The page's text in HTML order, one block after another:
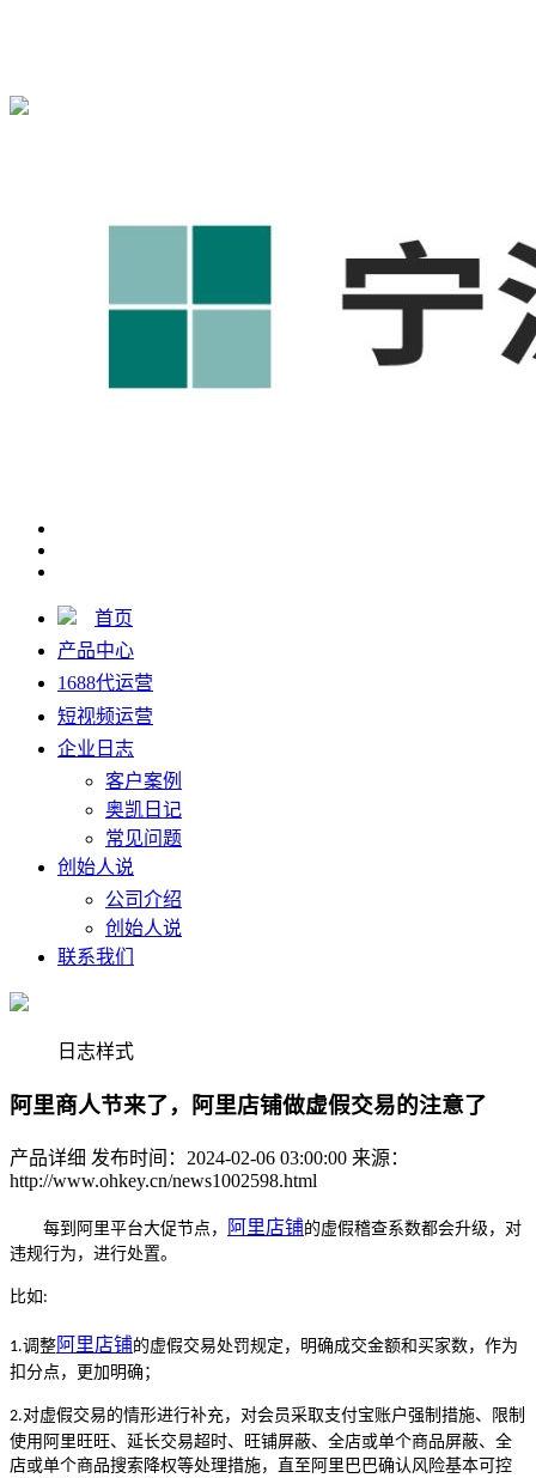
首页
产品中心
1688代运营
短视频运营
企业日志
客户案例
奥凯日记
常见问题
创始人说
公司介绍
创始人说
联系我们
日志样式
阿里商人节来了，阿里店铺做虚假交易的注意了
产品详细 发布时间：2024-02-06 03:00:00 来源：
http://www.ohkey.cn/news1002598.html
每到 阿里平台大促节点， 阿里店铺的虚假稽查系数都会升级，对
违规行为，进行处置。
比如 :
1.调整 阿里店铺的虚假交易处罚规定，明确成交金额和买家数，作为
扣分点，更加明确；
2.对虚假交易的情形进行补充，对会员采取支付宝账户强制措施、限制
使用阿里旺旺、延长交易超时、旺铺屏蔽、全店或单个商品屏蔽、全
店或单个商品搜索降权等处理措施，直至阿里巴巴确认风险基本可控